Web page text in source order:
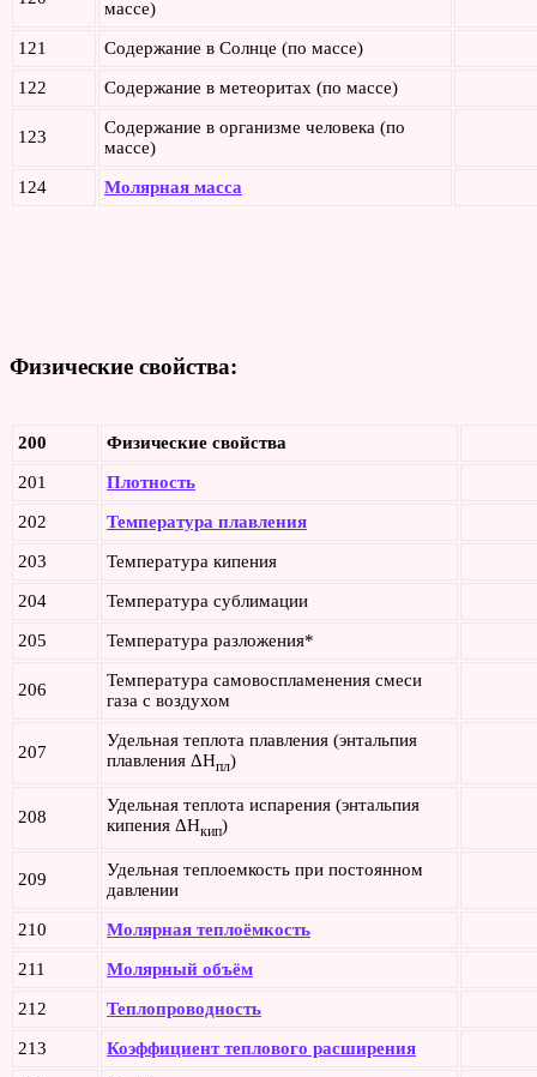
массе)
121 Содержание в Солнце (по массе)
122 Содержание в метеоритах (по массе)
123
Содержание в организме человека (по
массе)
124 Молярная масса
Физические свойства:
200 Физические свойства
201 Плотность
202 Температура плавления
203 Температура кипения
204 Температура сублимации
205 Температура разложения*
206
Температура самовоспламенения смеси
газа с воздухом
207
Удельная теплота плавления (энтальпия
плавления ΔHпл)
208
Удельная теплота испарения (энтальпия
кипения ΔHкип)
209
Удельная теплоемкость при постоянном
давлении
210 Молярная теплоёмкость
211 Молярный объём
212 Теплопроводность
213 Коэффициент теплового расширения